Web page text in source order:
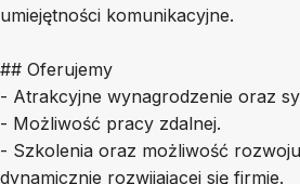
umiejętności komunikacyjne.
## Oferujemy
- Atrakcyjne wynagrodzenie oraz
- Możliwość pracy zdalnej.
- Szkolenia oraz możliwość
dynamicznie rozwijającej się firmie.